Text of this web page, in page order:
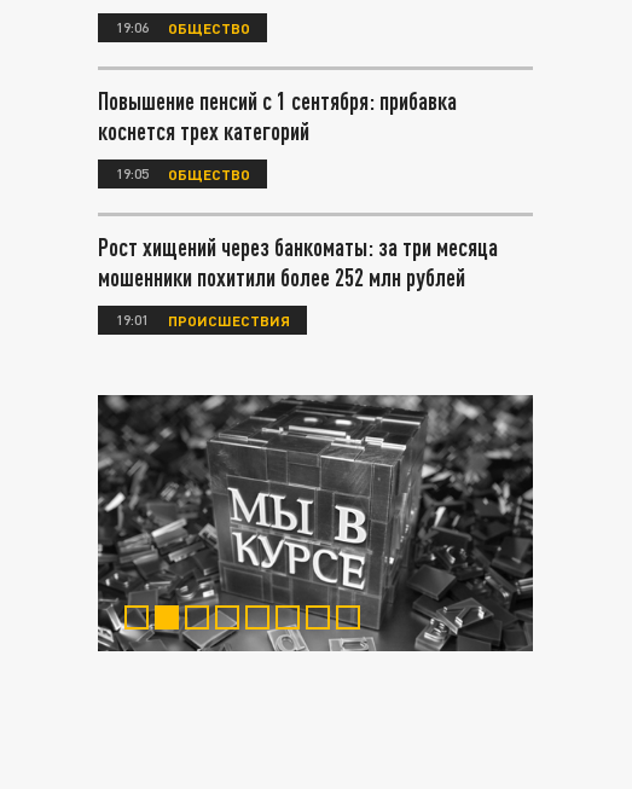
19:06 ОБЩЕСТВО
Повышение пенсий с 1 сентября: прибавка
коснется трех категорий
19:05 ОБЩЕСТВО
Рост хищений через банкоматы: за три месяца
мошенники похитили более 252 млн рублей
19:01 ПРОИСШЕСТВИЯ